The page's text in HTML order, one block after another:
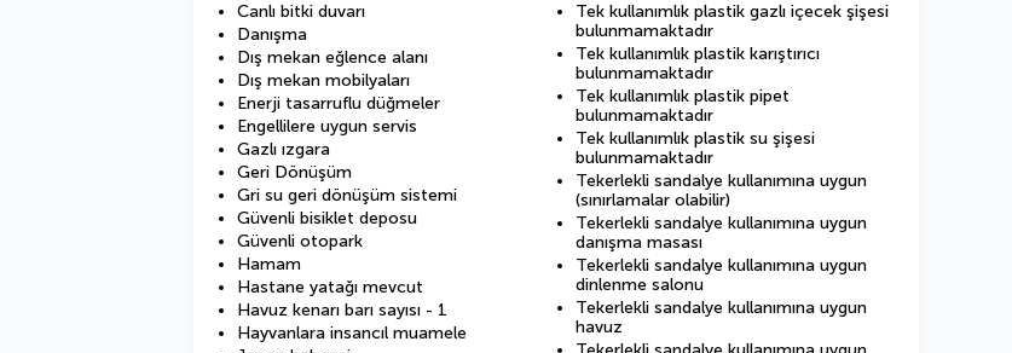
Canlı bitki duvarı
Danışma
Dış mekan eğlence alanı
Dış mekan mobilyaları
Enerji tasarruflu düğmeler
Engellilere uygun servis
Gazlı ızgara
Geri Dönüşüm
Gri su geri dönüşüm sistemi
Güvenli bisiklet deposu
Güvenli otopark
Hamam
Hastane yatağı mevcut
Havuz kenarı barı sayısı - 1
Hayvanlara insancıl muamele
Tek kullanımlık plastik gazlı içecek şişesi
bulunmamaktadır
Tek kullanımlık plastik karıştırıcı
bulunmamaktadır
Tek kullanımlık plastik pipet
bulunmamaktadır
Tek kullanımlık plastik su şişesi
bulunmamaktadır
Tekerlekli sandalye kullanımına uygun
(sınırlamalar olabilir)
Tekerlekli sandalye kullanımına uygun
danışma masası
Tekerlekli sandalye kullanımına uygun
dinlenme salonu
Tekerlekli sandalye kullanımına uygun
havuz